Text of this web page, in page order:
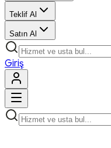
Teklif Al
Satın Al
Giriş